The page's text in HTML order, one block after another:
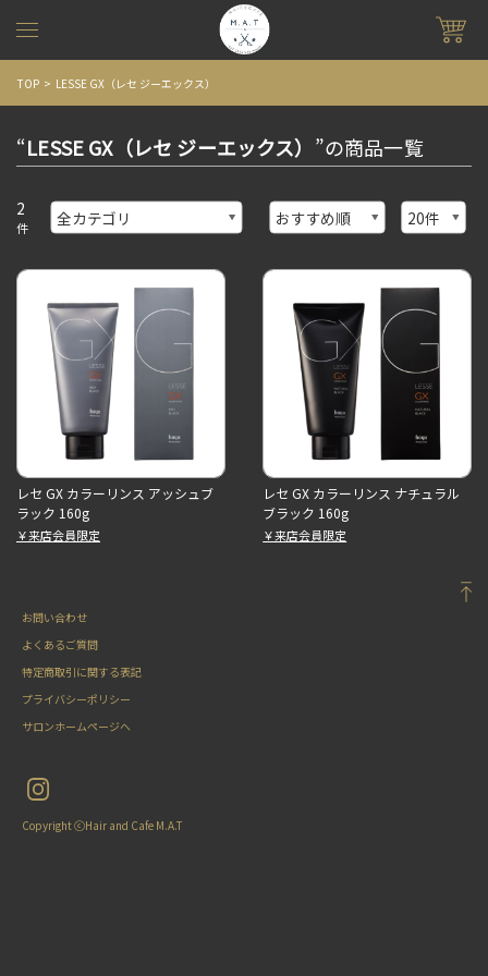
TOP LESSE GX（レセ ジーエックス）
“LESSE GX（レセ ジーエックス） ”の商品一覧
2
件
レセ GX カラーリンス アッシュブ
ラック 160g
￥来店会員限定
レセ GX カラーリンス ナチュラル
ブラック 160g
￥来店会員限定
お問い合わせ
よくあるご質問
特定商取引に関する表記
プライバシーポリシー
サロンホームページへ
Copyright ⓒHair and Cafe M.A.T